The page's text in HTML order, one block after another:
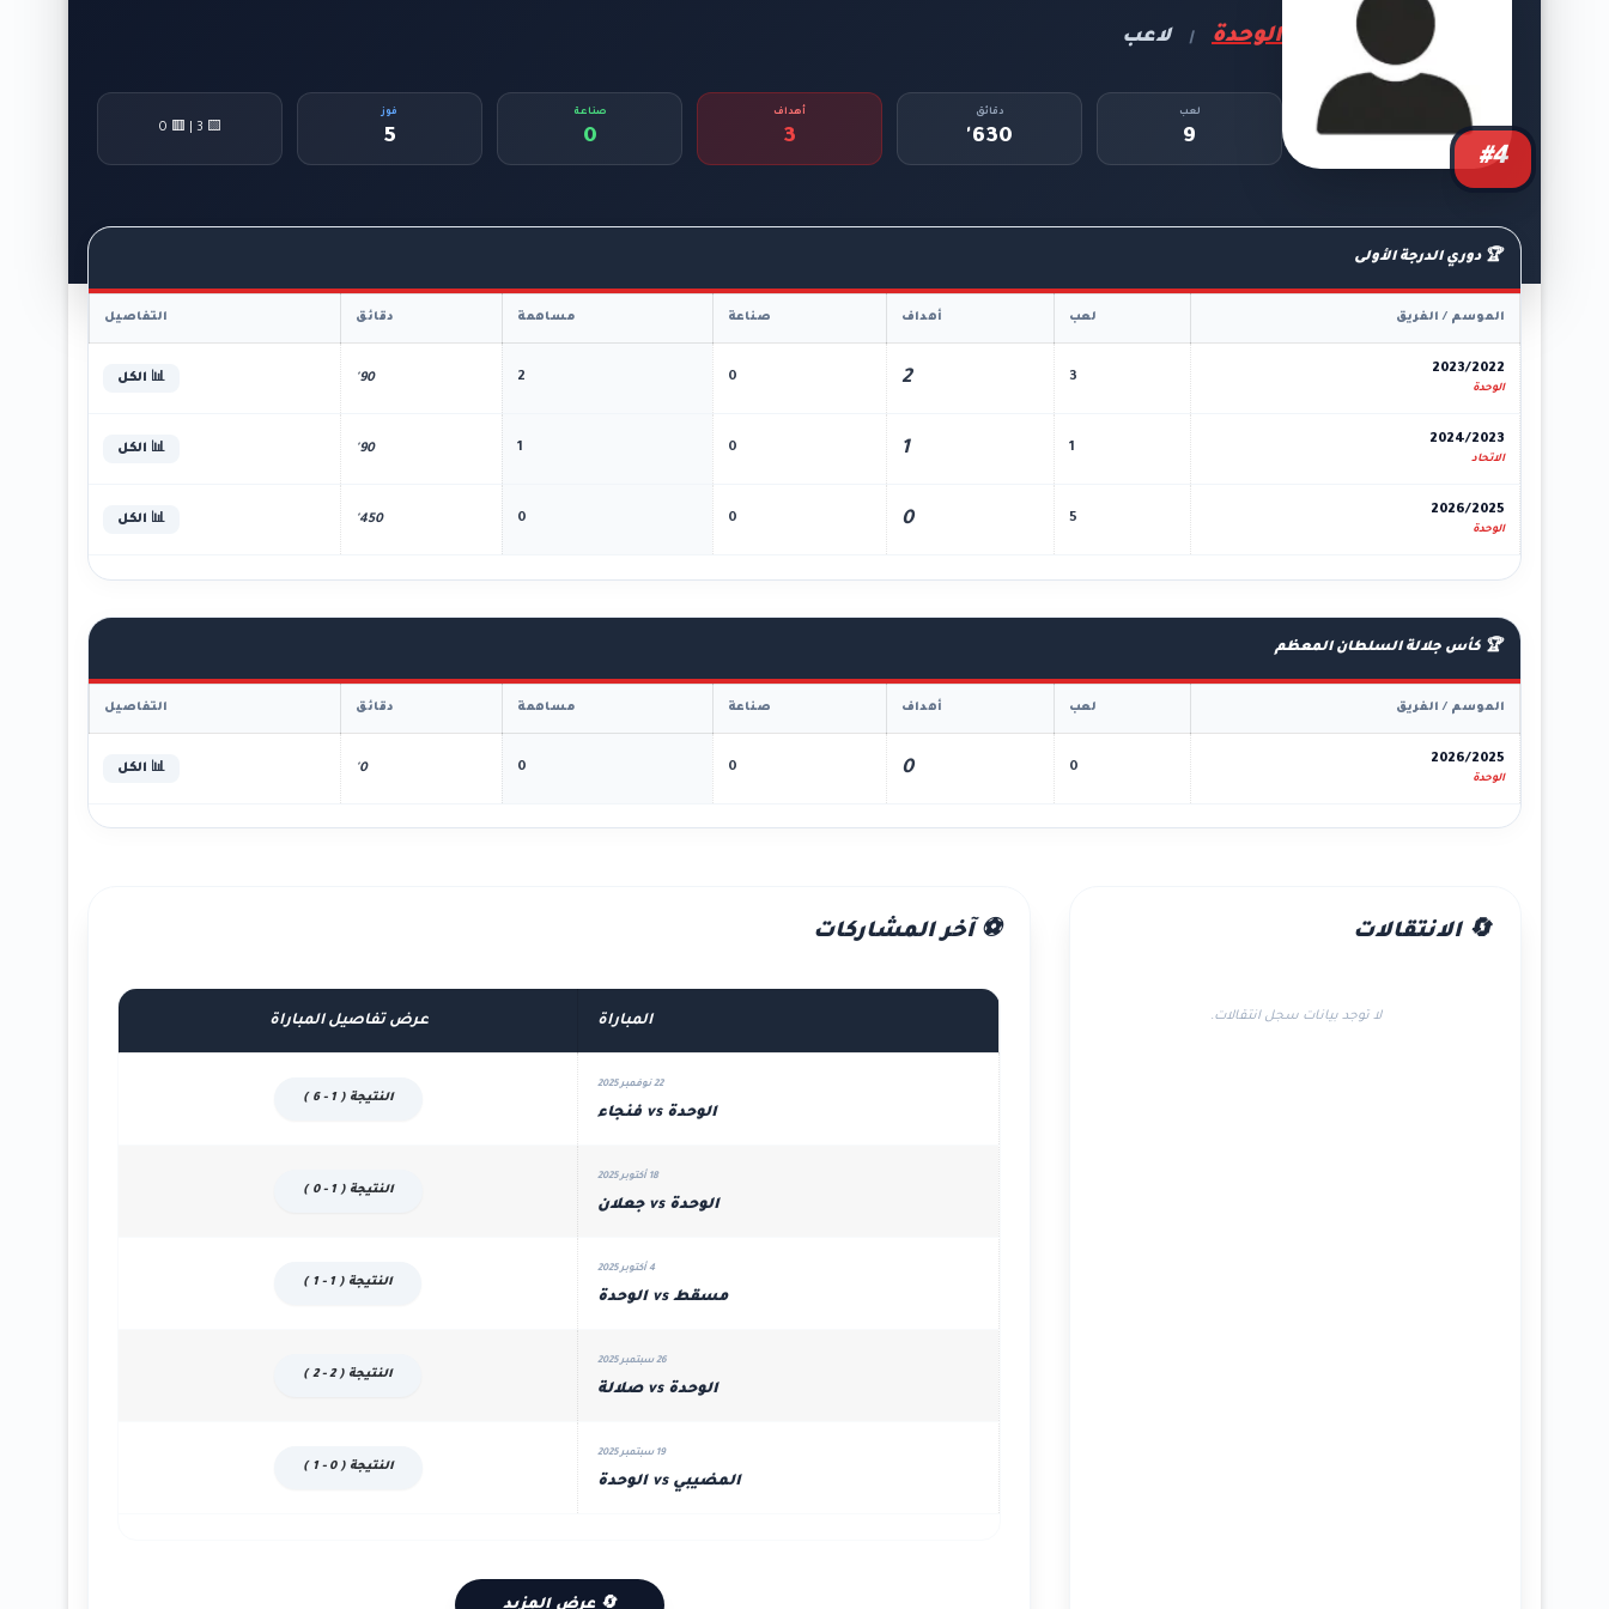
#4
الوحدة | لاعب
لعب
9
دقائق
630'
أهداف
3
صناعة
0
فوز
5
🟨 3 | 🟥 0
🏆 دوري الدرجة الأولى
الموسم / الفريق لعب أهداف صناعة مساهمة دقائق التفاصيل
2023/2022
الوحدة
3
2
0
2
90' 📊 الكل
2024/2023
الاتحاد
1
1
0
1
90' 📊 الكل
2026/2025
الوحدة
5
0
0
0
450' 📊 الكل
🏆 كأس جلالة السلطان المعظم
الموسم / الفريق لعب أهداف صناعة مساهمة دقائق التفاصيل
2026/2025
الوحدة
0
0
0
0
0' 📊 الكل
🔄 الانتقالات
لا توجد بيانات سجل انتقالات.
⚽ آخر المشاركات
المباراة عرض تفاصيل المباراة
22 نوفمبر 2025
الوحدة vs فنجاء
النتيجة ( 1 - 6 )
18 أكتوبر 2025
الوحدة vs جعلان
النتيجة ( 1 - 0 )
4 أكتوبر 2025
مسقط vs الوحدة
النتيجة ( 1 - 1 )
26 سبتمبر 2025
الوحدة vs صلالة
النتيجة ( 2 - 2 )
19 سبتمبر 2025
المضيبي vs الوحدة
النتيجة ( 0 - 1 )
🔄 عرض المزيد